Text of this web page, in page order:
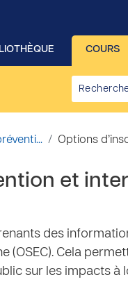
COURS
Options
et
des
(OSEC). Cela
sur les impacts à